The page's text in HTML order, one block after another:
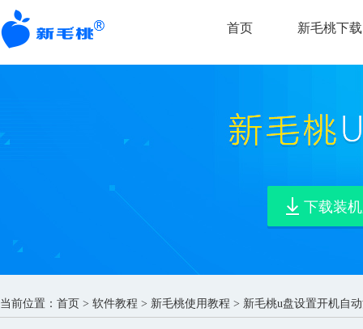
首页 新毛桃下载
下载装
当前位置： 首页 > 软件教程 > 新毛桃使用教程 > 新毛桃u盘设置开机自